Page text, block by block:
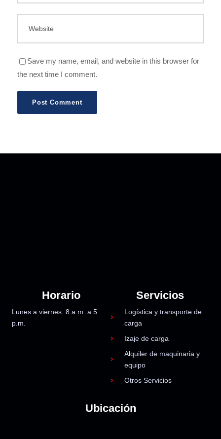
Save my name, email, and website in this browser for
the next time I comment.
Horario
Lunes a viernes: 8 a.m. a 5
p.m.
Servicios
Logística y transporte de
carga
Izaje de carga
Alquiler de maquinaria y
equipo
Otros Servicios
Ubicación